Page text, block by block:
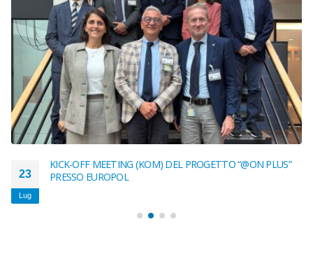
23
Lug
KICK-OFF MEETING (KOM) DEL PROGETTO “@ON PLUS”
PRESSO EUROPOL